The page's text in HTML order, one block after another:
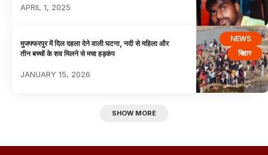
APRIL 1, 2025
NEWS
बिहार
मुजफ्फरपुर में दिल दहला देने वाली घटना, नदी से महिला और
तीन बच्चों के शव मिलने से मचा हड़कंप
JANUARY 15, 2026
SHOW MORE